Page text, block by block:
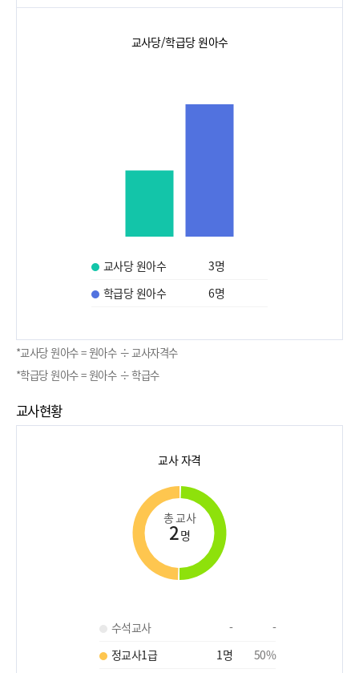
교사당/학급당 원아수
교사당 원아수 3명
학급당 원아수
6명
*교사당 원아수 = 원아수 ÷ 교사자격수
*학급당 원아수 = 원아수 ÷ 학급수
교사현황
교사 자격
총 교사
2명
수석교사 -
-
정교사1급
1명 50%